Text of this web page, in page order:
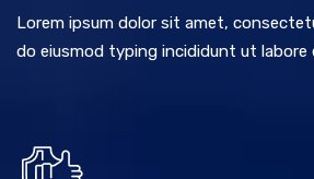
Lorem ipsum dolor sit amet,
do eiusmod typing incididunt ut labore